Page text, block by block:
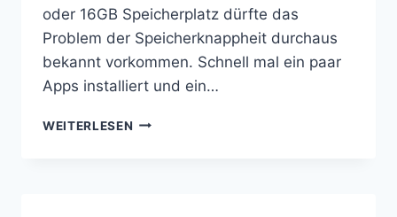
oder 16GB Speicherplatz dürfte das
Problem der Speicherknappheit durchaus
bekannt vorkommen. Schnell mal ein paar
Apps installiert und ein…
WEITERLESEN IPHONE